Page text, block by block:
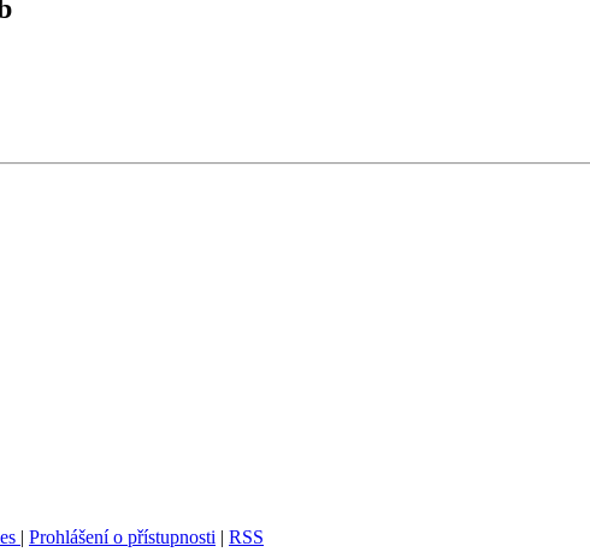
| Prohlášení o přístupnosti | RSS